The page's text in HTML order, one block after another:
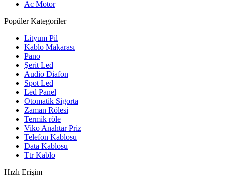
Ac Motor
Popüler Kategoriler
Lityum Pil
Kablo Makarası
Pano
Şerit Led
Audio Diafon
Spot Led
Led Panel
Otomatik Sigorta
Zaman Rölesi
Termik röle
Viko Anahtar Priz
Telefon Kablosu
Data Kablosu
Ttr Kablo
Hızlı Erişim